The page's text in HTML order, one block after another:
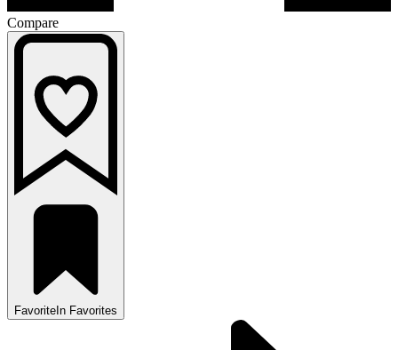
Compare
Favorite In Favorites